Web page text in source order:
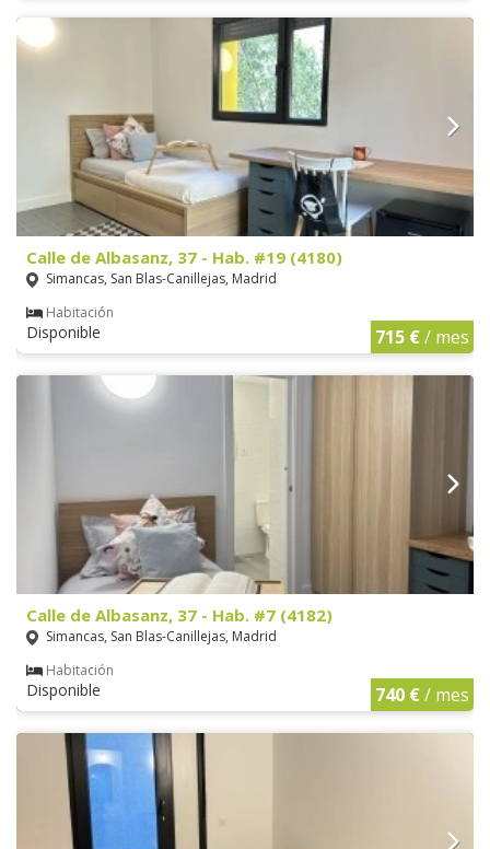
Calle de Albasanz, 37 - Hab. #19 (4180)
Simancas, San Blas-Canillejas, Madrid
Habitación
Disponible 715 €/ mes
Calle de Albasanz, 37 - Hab. #7 (4182)
Simancas, San Blas-Canillejas, Madrid
Habitación
Disponible 740 €/ mes